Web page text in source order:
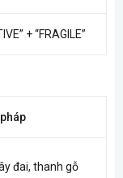
+ “FRAGILE”
đai, thanh gỗ